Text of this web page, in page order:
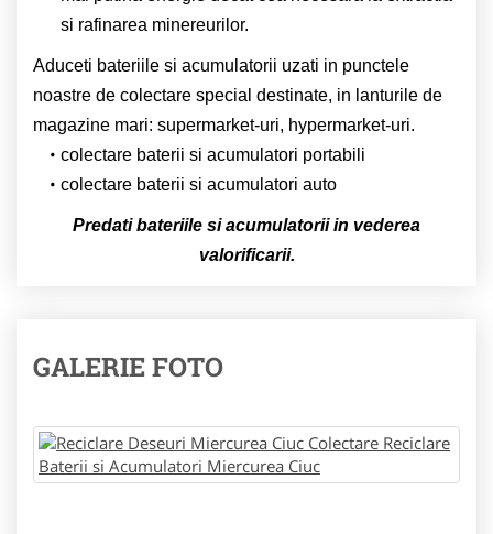
si rafinarea minereurilor.
Aduceti bateriile si acumulatorii uzati in punctele
noastre de colectare special destinate, in lanturile de
magazine mari: supermarket-uri, hypermarket-uri.
colectare baterii si acumulatori portabili
colectare baterii si acumulatori auto
Predati bateriile si acumulatorii in vederea
valorificarii.
GALERIE FOTO